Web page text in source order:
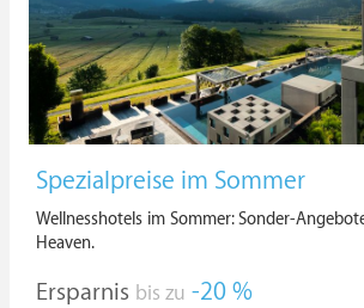
Spezialpreise im Sommer
Wellnesshotels im Sommer: Sonder-
Heaven.
Ersparnis bis zu -20 %